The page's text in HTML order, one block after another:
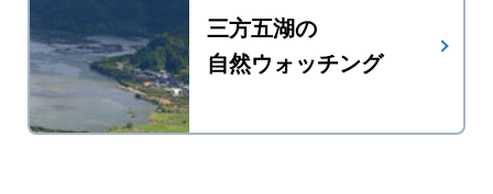
三方五湖の
自然ウォッチング